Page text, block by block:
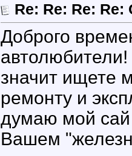
Re: Re: Re:
Доброго
значит ищете
ремонту и
думаю мой сай
Вашем